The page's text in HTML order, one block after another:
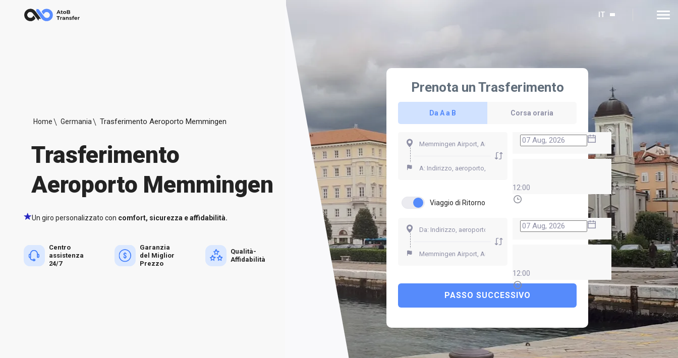
IT
Home Germania Trasferimento Aeroporto Memmingen
Trasferimento
Aeroporto Memmingen
Un giro personalizzato con comfort, sicurezza e affidabilità.
Centro
assistenza
24/7
Garanzia
del Miglior
Prezzo
Qualità-
Affidabilità
Prenota un Trasferimento
Da A a B Corsa oraria
12:00
Viaggio di Ritorno
12:00
PASSO SUCCESSIVO